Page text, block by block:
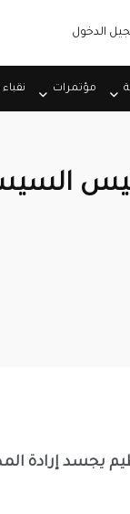
الدخول
مؤتمرات
يجسد إرادة